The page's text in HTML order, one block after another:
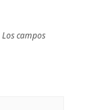
Los campos